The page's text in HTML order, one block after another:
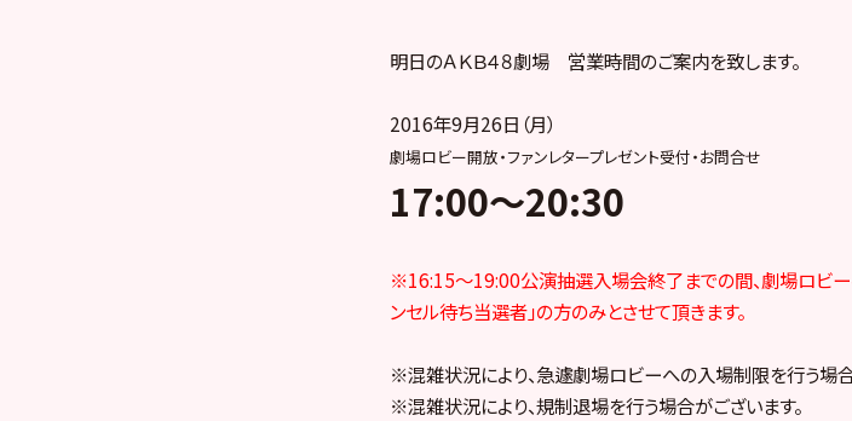
明日のＡＫＢ４８劇場 営業時間のご案内を致します。
2016年9月26日（月）
劇場ロビー開放・ファンレタープレゼント受付・お問合せ
17:00～20:30
※16:15～19:00公演抽選入場会終了までの間、劇場ロビー
ンセル待ち当選者」の方のみとさせて頂きます。
※混雑状況により、急遽劇場ロビーへの入場制限を行う場合
※混雑状況により、規制退場を行う場合がございます。